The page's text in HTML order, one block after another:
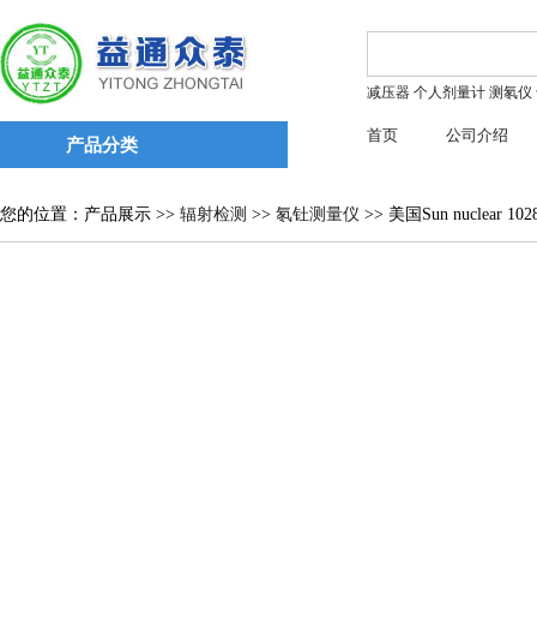
产品分类
减压器 个人剂量计 测氡仪
首页 公司介绍
您的位置：产品展示 >> 辐射检测 >> 氡钍测量仪 >> 美国Sun nuclear